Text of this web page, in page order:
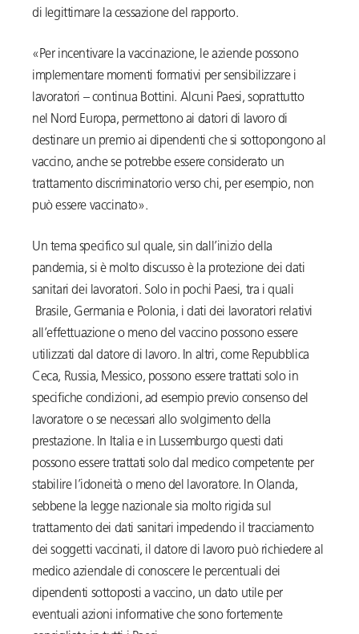
di legittimare la cessazione del rapporto.
«Per incentivare la vaccinazione, le aziende possono
implementare momenti formativi per sensibilizzare i
lavoratori – continua Bottini. Alcuni Paesi, soprattutto
nel Nord Europa, permettono ai datori di lavoro di
destinare un premio ai dipendenti che si sottopongono al
vaccino, anche se potrebbe essere considerato un
trattamento discriminatorio verso chi, per esempio, non
può essere vaccinato».
Un tema specifico sul quale, sin dall’inizio della
pandemia, si è molto discusso è la protezione dei dati
sanitari dei lavoratori. Solo in pochi Paesi, tra i quali
Brasile, Germania e Polonia, i dati dei lavoratori relativi
all’effettuazione o meno del vaccino possono essere
utilizzati dal datore di lavoro. In altri, come Repubblica
Ceca, Russia, Messico, possono essere trattati solo in
specifiche condizioni, ad esempio previo consenso del
lavoratore o se necessari allo svolgimento della
prestazione. In Italia e in Lussemburgo questi dati
possono essere trattati solo dal medico competente per
stabilire l’idoneità o meno del lavoratore. In Olanda,
sebbene la legge nazionale sia molto rigida sul
trattamento dei dati sanitari impedendo il tracciamento
dei soggetti vaccinati, il datore di lavoro può richiedere al
medico aziendale di conoscere le percentuali dei
dipendenti sottoposti a vaccino, un dato utile per
eventuali azioni informative che sono fortemente